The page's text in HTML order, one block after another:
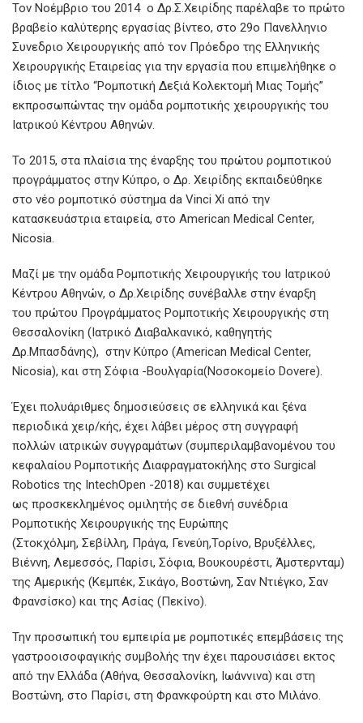
Τον Νοέμβριο του 2014 ο Δρ.Σ.Χειρίδης παρέλαβε το πρώτο
βραβείο καλύτερης εργασίας βίντεο, στο 29ο Πανελληνιο
Συνεδριο Χειρουργικής από τον Πρόεδρο της Ελληνικής
Χειρουργικής Εταιρείας για την εργασία που επιμελήθηκε ο
ίδιος με τίτλο “Ρομποτική Δεξιά Κολεκτομή Μιας Τομής”
εκπροσωπώντας την ομάδα ρομποτικής χειρουργικής του
Ιατρικού Κέντρου Αθηνών.
Το 2015, στα πλαίσια της έναρξης του πρώτου ρομποτικού
προγράμματος στην Κύπρο, ο Δρ. Χειρίδης εκπαιδεύθηκε
στο νέο ρομποτικό σύστημα da Vinci Xi από την
κατασκευάστρια εταιρεία, στο American Medical Center,
Nicosia.
Μαζί με την ομάδα Ρομποτικής Χειρουργικής του Ιατρικού
Κέντρου Αθηνών, ο Δρ.Χειρίδης συνέβαλλε στην έναρξη
του πρώτου Προγράμματος Ρομποτικής Χειρουργικής στη
Θεσσαλονίκη (Ιατρικό Διαβαλκανικό, καθηγητής
Δρ.Μπασδάνης), στην Κύπρο (American Medical Center,
Nicosia), και στη Σόφια -Βουλγαρία(Νοσοκομείο Dovere).
Έχει πολυάριθμες δημοσιεύσεις σε ελληνικά και ξένα
περιοδικά χειρ/κής, έχει λάβει μέρος στη συγγραφή
πολλών ιατρικών συγγραμάτων (συμπεριλαμβανομένου του
κεφαλαίου Ρομποτικής Διαφραγματοκήλης στο Surgical
Robotics της IntechOpen -2018) και συμμετέχει
ως προσκεκλημένος ομιλητής σε διεθνή συνέδρια
Ρομποτικής Χειρoυργικής της Ευρώπης
(Στοκχόλμη, Σεβίλλη, Πράγα, Γενεύη,Τορίνο, Βρυξέλλες,
Βιέννη, Λεμεσσός, Παρίσι, Σόφια, Βουκουρέστι, Άμστερνταμ)
της Αμερικής (Κεμπέκ, Σικάγο, Βοστώνη, Σαν Ντιέγκο, Σαν
Φρανσίσκο) και της Ασίας (Πεκίνο).
Την προσωπική του εμπειρία με ρομποτικές επεμβάσεις της
γαστροοισοφαγικής συμβολής την έχει παρουσιάσει εκτος
από την Ελλάδα (Αθήνα, Θεσσαλονίκη, Ιωάννινα) και στη
Βοστώνη, στο Παρίσι, στη Φρανκφούρτη και στο Μιλάνο.